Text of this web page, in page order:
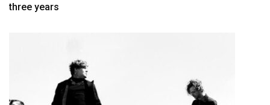
three years